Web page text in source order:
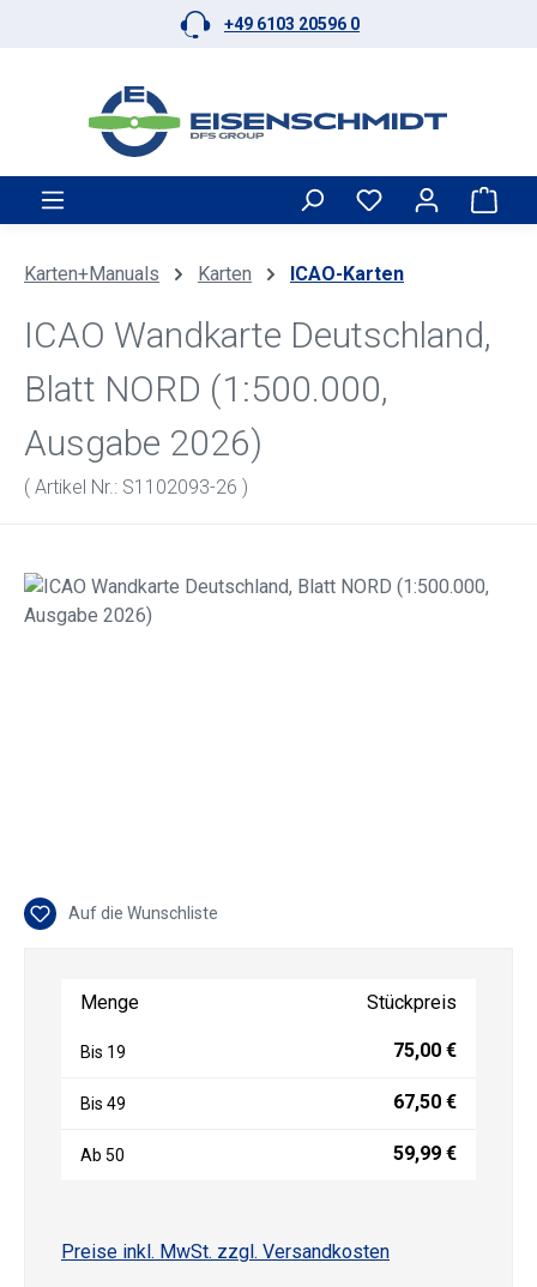
Zum Hauptinhalt springen+49 6103 20596 0
Karten+Manuals Karten ICAO-Karten
ICAO Wandkarte Deutschland,
Blatt NORD (1:500.000,
Ausgabe 2026)
( Artikel Nr.: S1102093-26 )
Bildergalerie überspringen
Auf die Wunschliste
Menge Stückpreis
Bis 19 75,00 €
Bis 49 67,50 €
Ab 50 59,99 €
Preise inkl. MwSt. zzgl. Versandkosten